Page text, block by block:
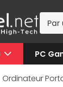
Par
PC
Ordinateur